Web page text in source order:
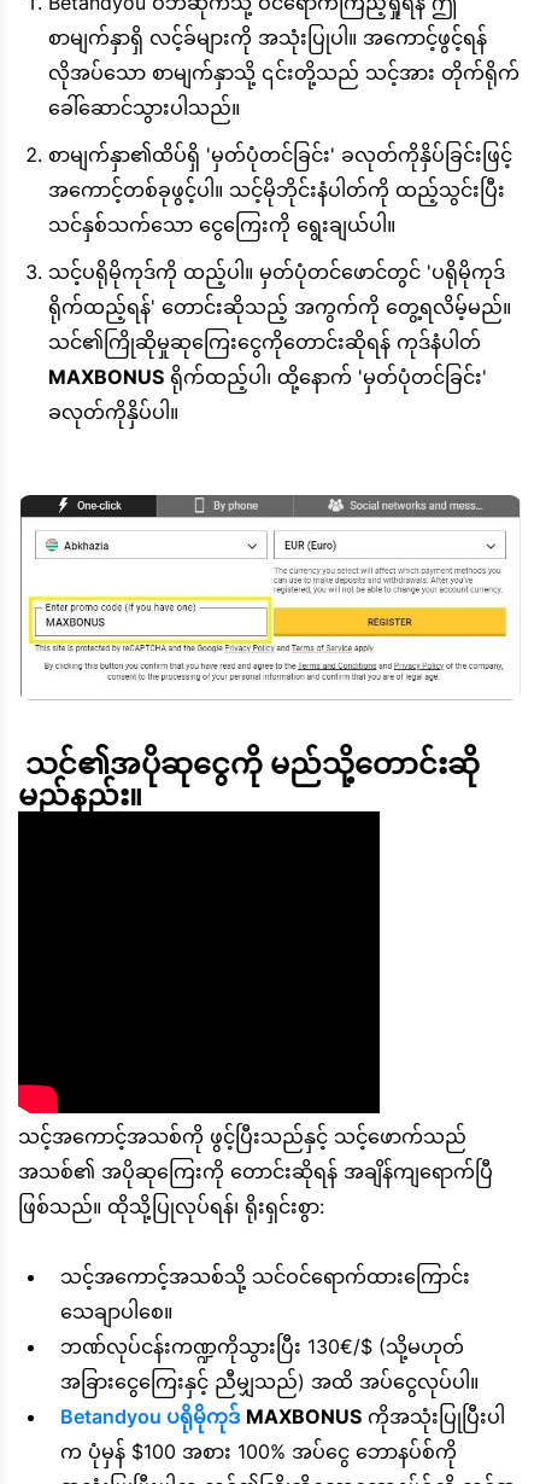
စာမျက်နှာရှိ လင့်ခ်များကို အသုံးပြုပါ။ အကောင့်ဖွင့်ရန်
လိုအပ်သော စာမျက်နှာသို့ ၎င်းတို့သည် သင့်အား တိုက်ရိုက်
ခေါ်ဆောင်သွားပါသည်။
စာမျက်နှာ၏ထိပ်ရှိ 'မှတ်ပုံတင်ခြင်း' ခလုတ်ကိုနှိပ်ခြင်းဖြင့်
အကောင့်တစ်ခုဖွင့်ပါ။ သင့်မိုဘိုင်းနံပါတ်ကို ထည့်သွင်းပြီး
သင်နှစ်သက်သော ငွေကြေးကို ရွေးချယ်ပါ။
သင့်ပရိုမိုကုဒ်ကို ထည့်ပါ။ မှတ်ပုံတင်ဖောင်တွင် 'ပရိုမိုကုဒ်
ရိုက်ထည့်ရန်' တောင်းဆိုသည့် အကွက်ကို တွေ့ရလိမ့်မည်။
သင်၏ကြိုဆိုမှုဆုကြေးငွေကိုတောင်းဆိုရန် ကုဒ်နံပါတ်
MAXBONUS ရိုက်ထည့်ပါ၊ ထို့နောက် 'မှတ်ပုံတင်ခြင်း'
ခလုတ်ကိုနှိပ်ပါ။
မည်နည်း။
သင့်အကောင့်အသစ်ကို ဖွင့်ပြီးသည်နှင့် သင့်ဖောက်သည်
အသစ်၏ အပိုဆုကြေးကို တောင်းဆိုရန် အချိန်ကျရောက်ပြီ
ဖြစ်သည်။ ထိုသို့ပြုလုပ်ရန်၊ ရိုးရှင်းစွာ:
သင့်အကောင့်အသစ်သို့ သင်ဝင်ရောက်ထားကြောင်း
သေချာပါစေ။
ဘဏ်လုပ်ငန်းကဏ္ဍကိုသွားပြီး 130€/$ (သို့မဟုတ်
အခြားငွေကြေးနှင့် ညီမျှသည်) အထိ အပ်ငွေလုပ်ပါ။
Betandyou ပရိုမိုကုဒ် MAXBONUS ကိုအသုံးပြုပြီးပါ
က ပုံမှန် $100 အစား 100% အပ်ငွေ ဘောနပ်စ်ကို